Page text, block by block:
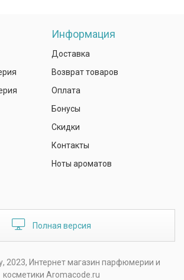
Информация
Доставка
Возврат товаров
Оплата
Бонусы
Скидки
Контакты
Ноты ароматов
Полная версия
2023, Интернет магазин парфюмерии и
косметики Aromacode.ru